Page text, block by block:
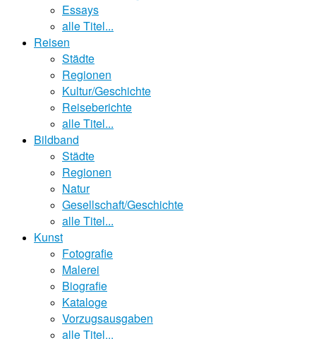
Essays
alle Titel...
Reisen
Städte
Regionen
Kultur/Geschichte
Reiseberichte
alle Titel...
Bildband
Städte
Regionen
Natur
Gesellschaft/Geschichte
alle Titel...
Kunst
Fotografie
Malerei
Biografie
Kataloge
Vorzugsausgaben
alle Titel...